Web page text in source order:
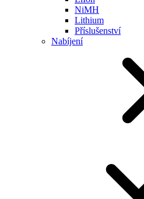
NiMH
Lithium
Příslušenství
Nabíjení